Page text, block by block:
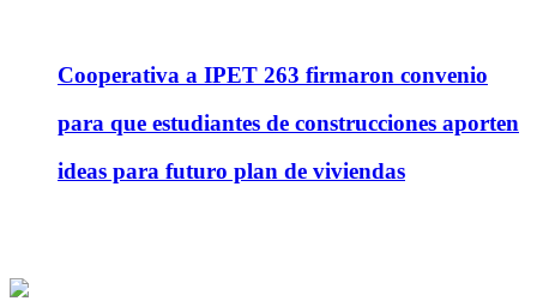
Cooperativa a IPET 263 firmaron convenio
para que estudiantes de construcciones aporten
ideas para futuro plan de viviendas